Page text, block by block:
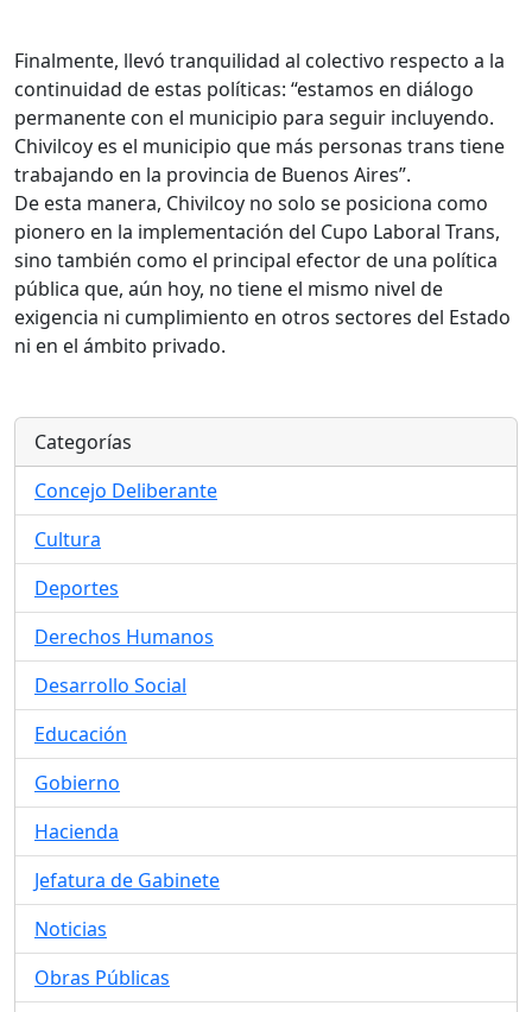
Finalmente, llevó tranquilidad al colectivo respecto a la
continuidad de estas políticas: “estamos en diálogo
permanente con el municipio para seguir incluyendo.
Chivilcoy es el municipio que más personas trans tiene
trabajando en la provincia de Buenos Aires”.
De esta manera, Chivilcoy no solo se posiciona como
pionero en la implementación del Cupo Laboral Trans,
sino también como el principal efector de una política
pública que, aún hoy, no tiene el mismo nivel de
exigencia ni cumplimiento en otros sectores del Estado
ni en el ámbito privado.
Categorías
Concejo Deliberante
Cultura
Deportes
Derechos Humanos
Desarrollo Social
Educación
Gobierno
Hacienda
Jefatura de Gabinete
Noticias
Obras Públicas